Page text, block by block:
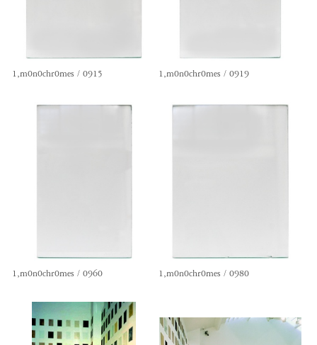
1,m0n0chr0mes / 0915 1,m0n0chr0mes / 0919
1,m0n0chr0mes / 0960 1,m0n0chr0mes / 0980